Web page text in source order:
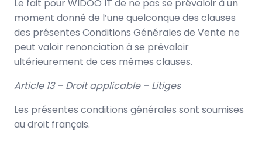
Le fait pour WIDOO IT de ne pas se prévaloir à un
moment donné de l’une quelconque des clauses
des présentes Conditions Générales de Vente ne
peut valoir renonciation à se prévaloir
ultérieurement de ces mêmes clauses.
Article 13 – Droit applicable – Litiges
Les présentes conditions générales sont soumises
au droit français.